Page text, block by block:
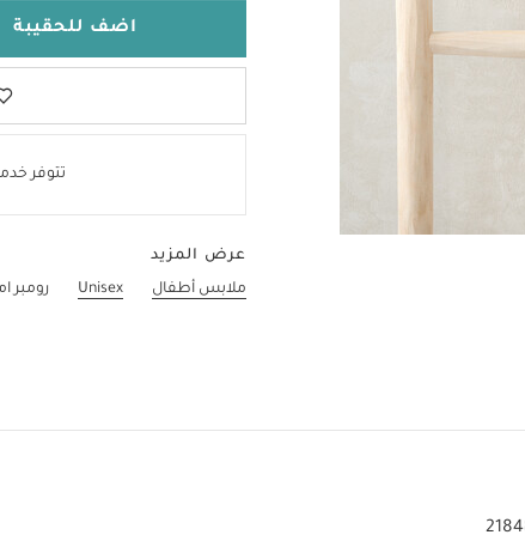
اضف للحقيبة
تتوفر
عرض المزيد
ملابس أطفال
Unisex رومبر